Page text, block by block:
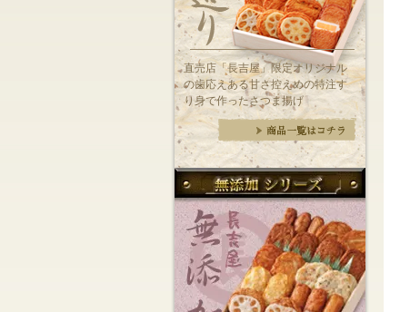
直売店「長吉屋」限定オリジナル
の歯応えある甘さ控えめの特注す
り身で作ったさつま揚げ